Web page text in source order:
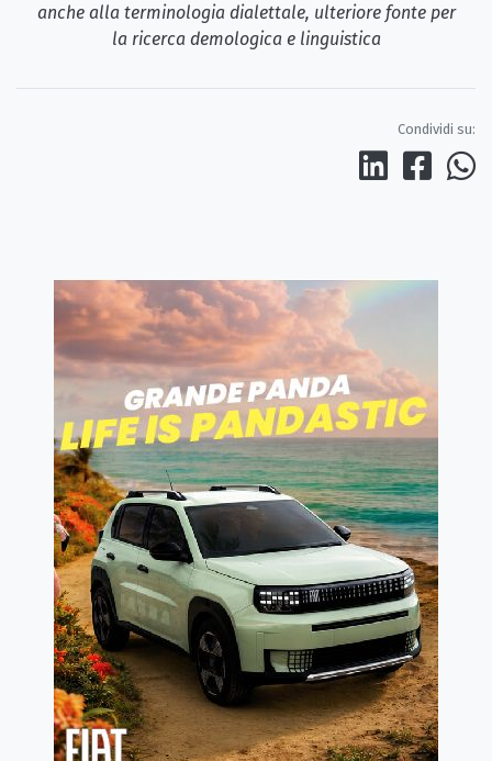
anche alla terminologia dialettale, ulteriore fonte per
la ricerca demologica e linguistica
Condividi su: